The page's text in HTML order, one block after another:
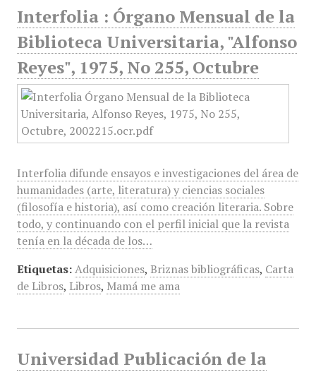
Interfolia : Órgano Mensual de la
Biblioteca Universitaria, "Alfonso
Reyes", 1975, No 255, Octubre
Interfolia difunde ensayos e investigaciones del área de
humanidades (arte, literatura) y ciencias sociales
(filosofía e historia), así como creación literaria. Sobre
todo, y continuando con el perfil inicial que la revista
tenía en la década de los…
Etiquetas: Adquisiciones, Briznas bibliográficas, Carta
de Libros, Libros, Mamá me ama
Universidad Publicación de la